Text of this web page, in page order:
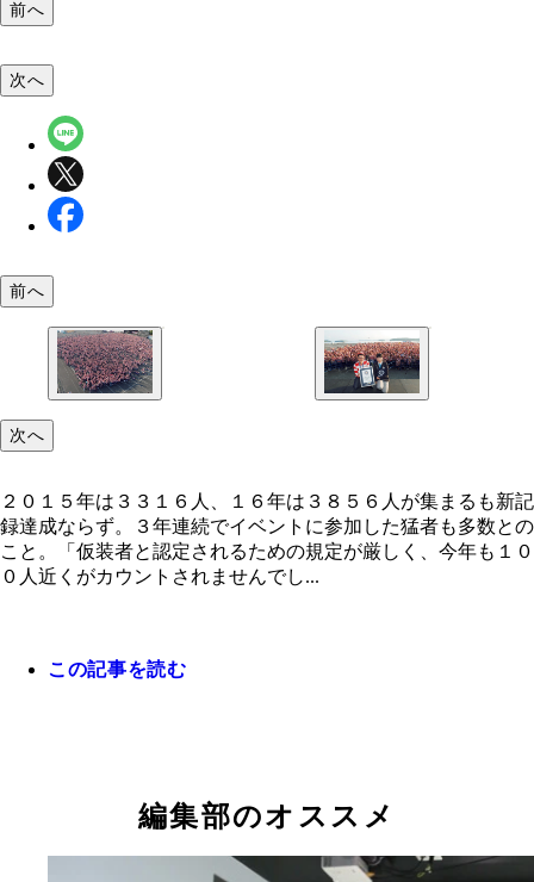
前へ
厳しく、今年も１００人近くがカウントされませ
た」（職員）
次へ
前へ
次へ
２０１５年は３３１６人、１６年は３８５６人が集まるも新記
録達成ならず。３年連続でイベントに参加した猛者も多数との
こと。「仮装者と認定されるための規定が厳しく、今年も１０
０人近くがカウントされませんでし...
この記事を読む
編集部のオススメ